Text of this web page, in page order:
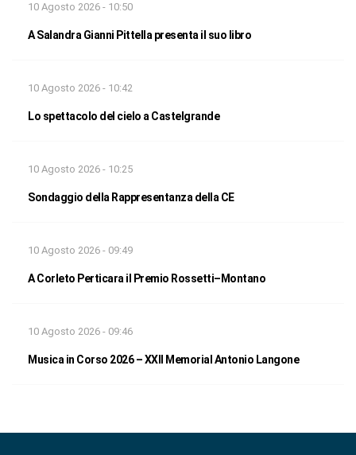
10 Agosto 2026 - 10:50
A Salandra Gianni Pittella presenta il suo libro
10 Agosto 2026 - 10:42
Lo spettacolo del cielo a Castelgrande
10 Agosto 2026 - 10:25
Sondaggio della Rappresentanza della CE
10 Agosto 2026 - 09:49
A Corleto Perticara il Premio Rossetti–Montano
10 Agosto 2026 - 09:46
Musica in Corso 2026 – XXII Memorial Antonio Langone